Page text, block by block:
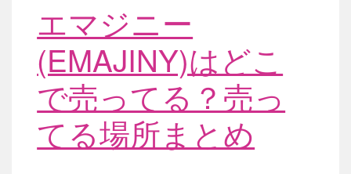
エマジニー
(EMAJINY)はどこ
で売ってる？売っ
てる場所まとめ